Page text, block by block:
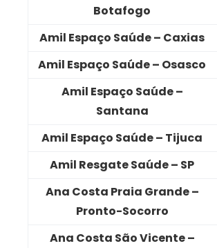
Botafogo
Amil Espaço Saúde – Caxias
Amil Espaço Saúde – Osasco
Amil Espaço Saúde –
Santana
Amil Espaço Saúde – Tijuca
Amil Resgate Saúde – SP
Ana Costa Praia Grande –
Pronto-Socorro
Ana Costa São Vicente –